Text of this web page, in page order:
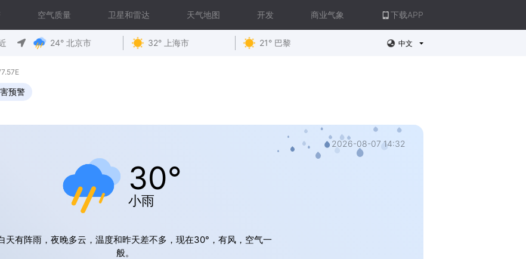
空气质量 卫星和雷达 天气地图 开发 商业气象 下载APP
24° 北京市 32° 上海市 21° 巴黎 中文
预警
2026-08-07 14:32
30°
小雨
天有阵雨，夜晚多云，温度和昨天差不多，现在30°，有风，空气一
般。